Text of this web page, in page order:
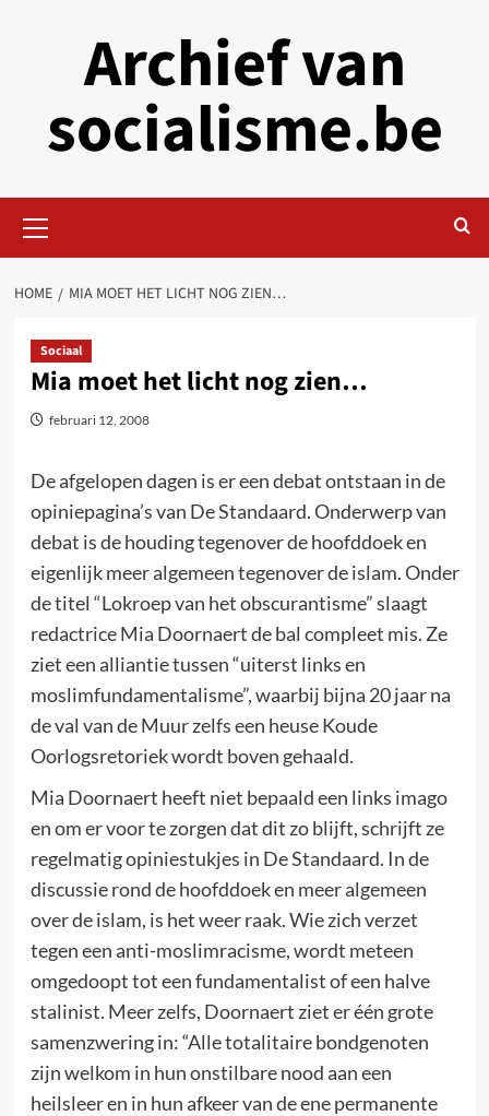
Archief van
socialisme.be
Menu
HOME MIA MOET HET LICHT NOG ZIEN…
Sociaal
Mia moet het licht nog zien…
februari 12, 2008
De afgelopen dagen is er een debat ontstaan in de
opiniepagina’s van De Standaard. Onderwerp van
debat is de houding tegenover de hoofddoek en
eigenlijk meer algemeen tegenover de islam. Onder
de titel “Lokroep van het obscurantisme” slaagt
redactrice Mia Doornaert de bal compleet mis. Ze
ziet een alliantie tussen “uiterst links en
moslimfundamentalisme”, waarbij bijna 20 jaar na
de val van de Muur zelfs een heuse Koude
Oorlogsretoriek wordt boven gehaald.
Mia Doornaert heeft niet bepaald een links imago
en om er voor te zorgen dat dit zo blijft, schrijft ze
regelmatig opiniestukjes in De Standaard. In de
discussie rond de hoofddoek en meer algemeen
over de islam, is het weer raak. Wie zich verzet
tegen een anti-moslimracisme, wordt meteen
omgedoopt tot een fundamentalist of een halve
stalinist. Meer zelfs, Doornaert ziet er één grote
samenzwering in: “Alle totalitaire bondgenoten
zijn welkom in hun onstilbare nood aan een
heilsleer en in hun afkeer van de ene permanente